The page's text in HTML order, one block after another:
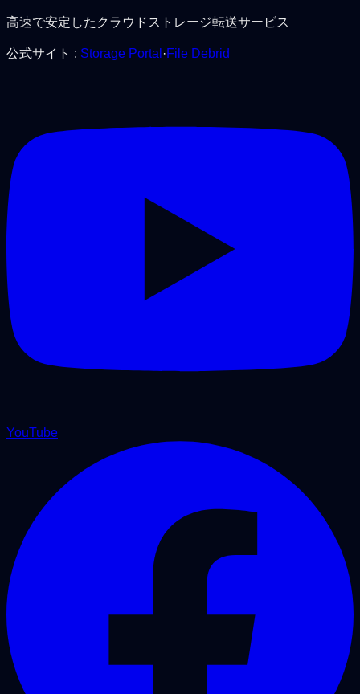
高速で安定したクラウドストレージ転送サービス
公式サイト : Storage Portal ·File Debrid
YouTube